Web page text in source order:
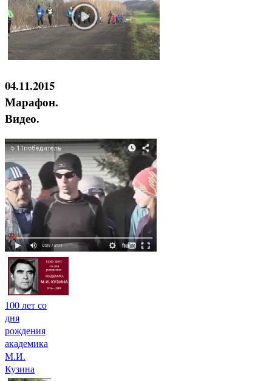
04.11.2015
Марафон.
Видео.
100 лет со
дня
рождения
академика
М.И.
Кузина